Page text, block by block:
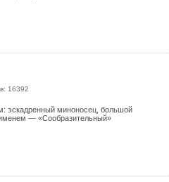
16392
эскадренный миноносец, большой
именем — «Сообразительный»